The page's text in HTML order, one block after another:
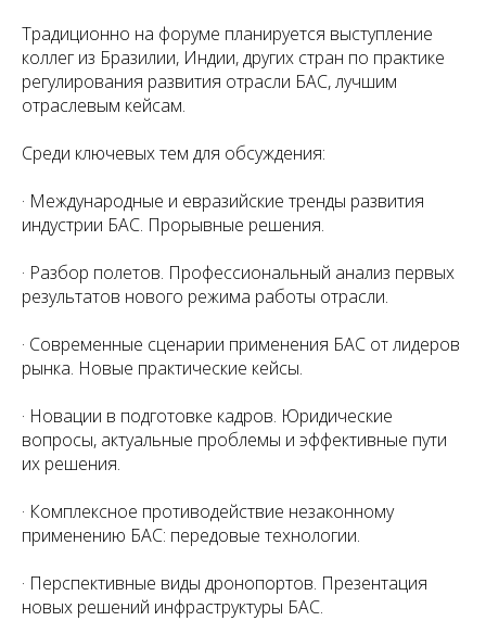
Традиционно на форуме планируется выступление
коллег из Бразилии, Индии, других стран по практике
регулирования развития отрасли БАС, лучшим
отраслевым кейсам.
Среди ключевых тем для обсуждения:
· Международные и евразийские тренды развития
индустрии БАС. Прорывные решения.
· Разбор полетов. Профессиональный анализ первых
результатов нового режима работы отрасли.
· Современные сценарии применения БАС от лидеров
рынка. Новые практические кейсы.
· Новации в подготовке кадров. Юридические
вопросы, актуальные проблемы и эффективные пути
их решения.
· Комплексное противодействие незаконному
применению БАС: передовые технологии.
· Перспективные виды дронопортов. Презентация
новых решений инфраструктуры БАС.